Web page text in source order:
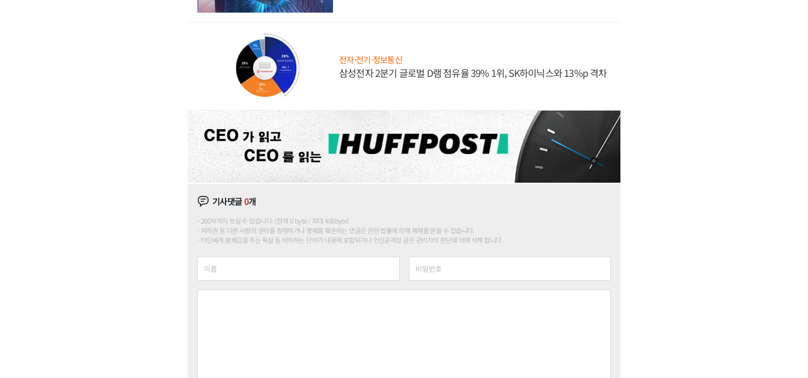
전자·전기·정보통신
삼성전자 2분기 글로벌 D램 점유율 39% 1위, SK하이닉스와 13%p 격차
기사댓글0개
200자까지 쓰실 수 있습니다. (현재 0 byte / 최대 400byte)
저작권 등 다른 사람의 권리를 침해하거나 명예를 훼손하는 댓글은 관련 법률에 의해 제재를 받을 수 있습니다.
타인에게 불쾌감을 주는 욕설 등 비하하는 단어가 내용에 포함되거나 인신공격성 글은 관리자의 판단에 의해 삭제 합니다.